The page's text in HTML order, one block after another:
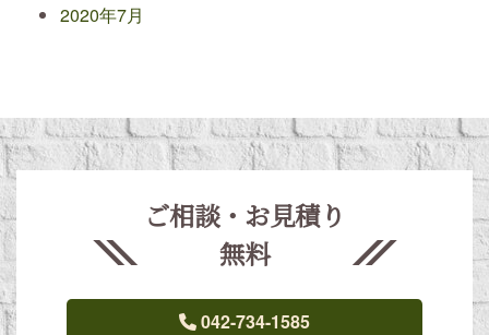
2020年7月
ご相談・お見積り
無料
042-734-1585